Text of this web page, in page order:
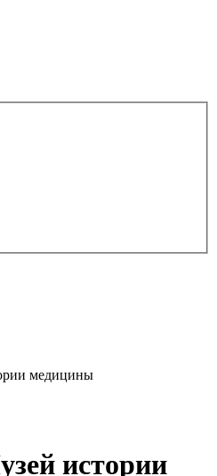
медицины
истории